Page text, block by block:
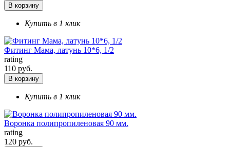
В корзину
Купить в 1 клик
Фитинг Мама, латунь 10*6, 1/2
rating
110 руб.
В корзину
Купить в 1 клик
Воронка полипропиленовая 90 мм.
rating
120 руб.